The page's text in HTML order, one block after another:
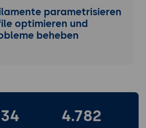
parametrisieren
optimieren und
beheben
4.782